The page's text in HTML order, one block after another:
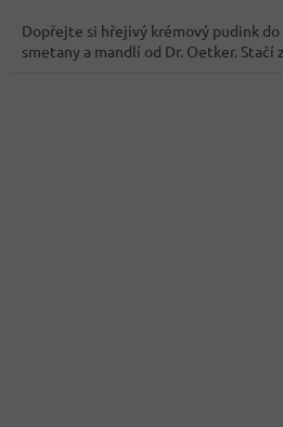
Dopřejte si hřejivý krémový pudink
smetany a mandlí od Dr. Oetker. Stačí